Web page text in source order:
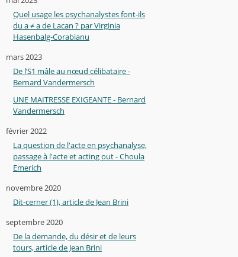
Quel usage les psychanalystes font-ils
du a ≠ a de Lacan ? par Virginia
Hasenbalg-Corabianu
mars 2023
De l’S1 mâle au nœud célibataire -
Bernard Vandermersch
UNE MAITRESSE EXIGEANTE - Bernard
Vandermersch
février 2022
La question de l'acte en psychanalyse,
passage à l'acte et acting out - Choula
Emerich
novembre 2020
Dit-cerner (1), article de Jean Brini
septembre 2020
De la demande, du désir et de leurs
tours, article de Jean Brini